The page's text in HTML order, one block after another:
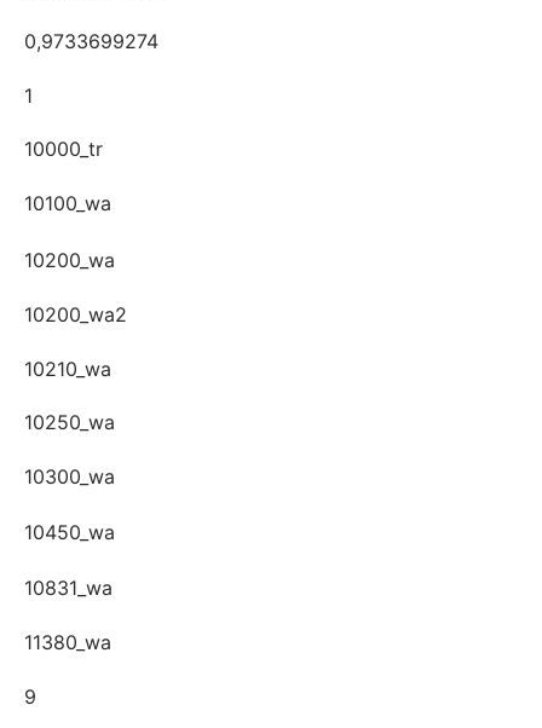
0,9733699274
1
10000_tr
10100_wa
10200_wa
10200_wa2
10210_wa
10250_wa
10300_wa
10450_wa
10831_wa
11380_wa
9